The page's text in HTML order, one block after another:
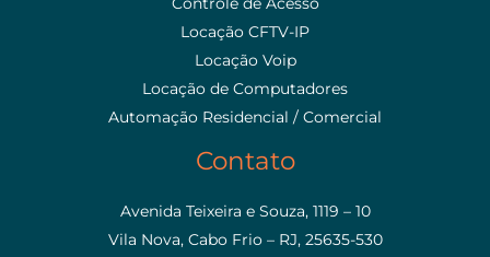
Locação CFTV-IP
Locação Voip
Locação de Computadores
Automação Residencial / Comercial
Contato
Avenida Teixeira e Souza, 1119 – 10
Vila Nova, Cabo Frio – RJ, 25635-530